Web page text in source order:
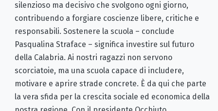
silenzioso ma decisivo che svolgono ogni giorno,
contribuendo a forgiare coscienze libere, critiche e
responsabili. Sostenere la scuola – conclude
Pasqualina Straface – significa investire sul futuro
della Calabria. Ai nostri ragazzi non servono
scorciatoie, ma una scuola capace di includere,
motivare e aprire strade concrete. È da qui che parte
la vera sfida per la crescita sociale ed economica della